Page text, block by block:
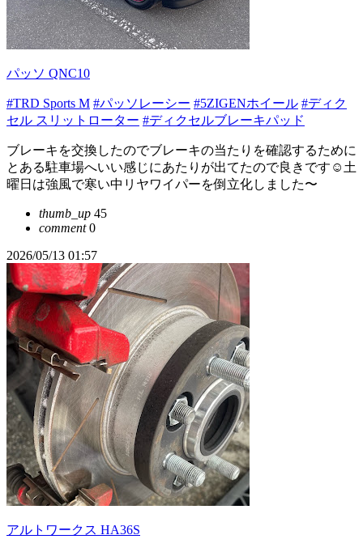
パッソ QNC10
#TRD Sports M #パッソレーシー #5ZIGENホイール #ディク
セル スリットローター #ディクセルブレーキパッド
ブレーキを交換したのでブレーキの当たりを確認するために
とある駐車場へいい感じにあたりが出てたので良きです☺️土
曜日は強風で寒い中リヤワイパーを倒立化しました〜
thumb_up 45
comment0
2026/05/13 01:57
アルトワークス HA36S